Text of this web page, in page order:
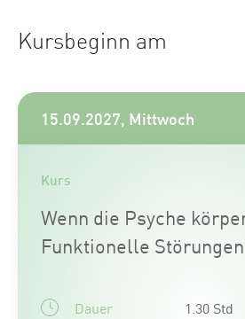
Kursbeginn am
15.09.2027, Mittwoch
Kurs
Wenn die Psyche
Funktionelle Störungen
Dauer
1.30 Std